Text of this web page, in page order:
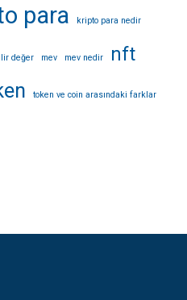
para kripto para nedir
değer mev mev nedir nft
token ve coin arasındaki farklar